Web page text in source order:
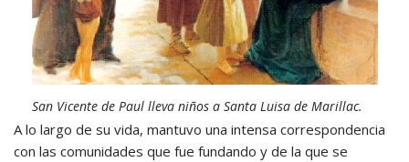
San Vicente de Paul lleva niños a Santa Luisa de Marillac.
A lo largo de su vida, mantuvo una intensa correspondencia
con las comunidades que fue fundando y de la que se